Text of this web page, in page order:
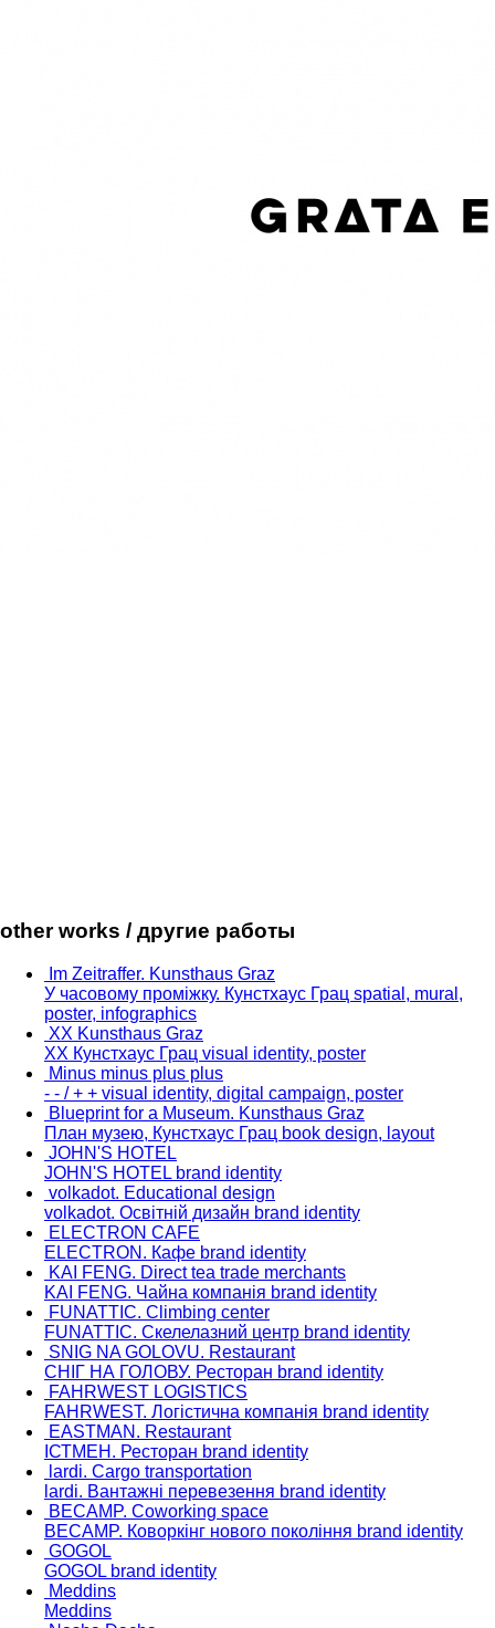
other works / другие работы
Im Zeitraffer. Kunsthaus Graz
У часовому проміжку. Кунстхаус Грац spatial, mural,
poster, infographics
XX Kunsthaus Graz
XX Кунстхаус Грац visual identity, poster
Minus minus plus plus
- - / + + visual identity, digital campaign, poster
Blueprint for a Museum. Kunsthaus Graz
План музею, Кунстхаус Грац book design, layout
JOHN'S HOTEL
JOHN'S HOTEL brand identity
volkadot. Educational design
volkadot. Освітній дизайн brand identity
ELECTRON CAFE
ELECTRON. Кафе brand identity
KAI FENG. Direct tea trade merchants
KAI FENG. Чайна компанія brand identity
FUNATTIC. Climbing center
FUNATTIC. Скелелазний центр brand identity
SNIG NA GOLOVU. Restaurant
СНІГ НА ГОЛОВУ. Ресторан brand identity
FAHRWEST LOGISTICS
FAHRWEST. Логістична компанія brand identity
EASTMAN. Restaurant
ІСТМЕН. Ресторан brand identity
lardi. Cargo transportation
lardi. Вантажні перевезення brand identity
BECAMP. Coworking space
BECAMP. Коворкінг нового покоління brand identity
GOGOL
GOGOL brand identity
Meddins
Meddins